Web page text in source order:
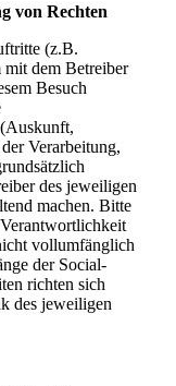
von Rechten
(z.B.
mit dem Betreiber
Besuch
Verarbeitung,
des jeweiligen
machen. Bitte
vollumfänglich
der Social-
richten sich
des jeweiligen